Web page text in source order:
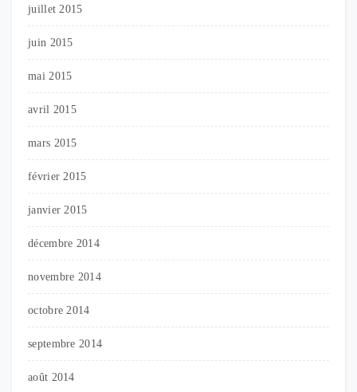
juillet 2015
juin 2015
mai 2015
avril 2015
mars 2015
février 2015
janvier 2015
décembre 2014
novembre 2014
octobre 2014
septembre 2014
août 2014